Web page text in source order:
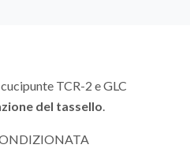
TCR-2 e GLC
del tassello